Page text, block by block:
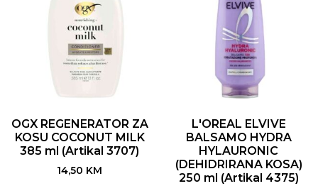
OGX REGENERATOR ZA
KOSU COCONUT MILK
385 ml (Artikal 3707)
14,50 KM
L'OREAL ELVIVE
BALSAMO HYDRA
HYLAURONIC
(DEHIDRIRANA KOSA)
250 ml (Artikal 4375)